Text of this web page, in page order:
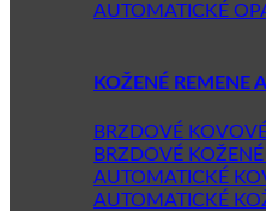
AUTOMATICKÉ
KOŽENÉ REMENE
BRZDOVÉ
BRZDOVÉ
AUTOMATICKÉ
AUTOMATICKÉ